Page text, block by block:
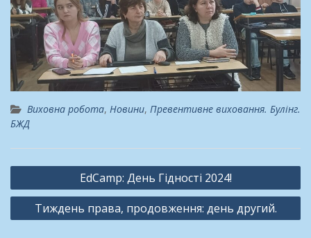
Виховна робота, Новини, Превентивне виховання. Булінг.
БЖД
Навігація
записів
EdCamp: День Гідності 2024!
Тиждень права, продовження: день другий.